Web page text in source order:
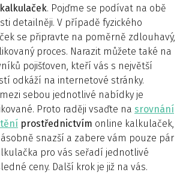
. Pojďme se podívat na obě
detailněji. V případě fyzického
se připravte na poměrně zdlouhavý,
proces. Narazit můžete také na
pojišťoven, kteří vás s největší
odkáží na internetové stránky.
sebou jednotlivé nabídky je
Proto raději vsaďte na srovnání
prostřednictvím online kalkulaček,
snazší a zabere vám pouze pár
pro vás seřadí jednotlivé
ceny. Další krok je již na vás.